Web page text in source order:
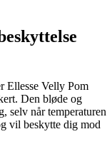
Ellesse Velly Pom
Den bløde og
selv når temperaturen
vil beskytte dig mod